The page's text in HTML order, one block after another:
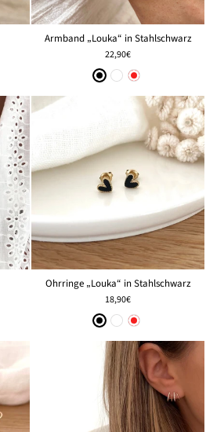
Armband „Louka“ in Stahlschwarz
22,90€
Ohrringe „Louka“ in Stahlschwarz
18,90€